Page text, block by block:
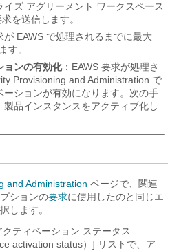
イズ アグリーメント ワークスペース
求を送信します。
が EAWS で処理されるまでに最大
す。
ョンの有効化：EAWS 要求が処理さ
Provisioning and Administration で
ーションが有効になります。次の手
製品インスタンスをアクティブ化し
and Administration ページで、関連
ションの要求に使用したのと同じエ
します。
ティベーション ステータス
activation status）] リストで、ア